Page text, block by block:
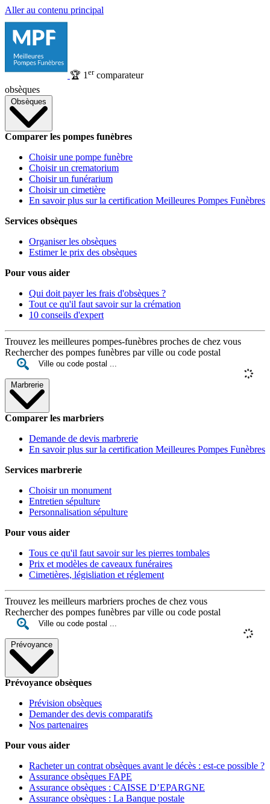
Aller au contenu principal
🏆 1 ercomparateur
obsèques
Obsèques
Comparer les pompes funèbres
Choisir une pompe funèbre
Choisir un crematorium
Choisir un funérarium
Choisir un cimetière
En savoir plus sur la certification Meilleures Pompes Funèbres
Services obsèques
Organiser les obsèques
Estimer le prix des obsèques
Pour vous aider
Qui doit payer les frais d'obsèques ?
Tout ce qu'il faut savoir sur la crémation
10 conseils d'expert
Trouvez les meilleures pompes-funèbres proches de chez vous
Rechercher des pompes funèbres par ville ou code postal
Marbrerie
Comparer les marbriers
Demande de devis marbrerie
En savoir plus sur la certification Meilleures Pompes Funèbres
Services marbrerie
Choisir un monument
Entretien sépulture
Personnalisation sépulture
Pour vous aider
Tous ce qu'il faut savoir sur les pierres tombales
Prix et modèles de caveaux funéraires
Cimetières, législiation et réglement
Trouvez les meilleurs marbriers proches de chez vous
Rechercher des pompes funèbres par ville ou code postal
Prévoyance
Prévoyance obsèques
Prévision obsèques
Demander des devis comparatifs
Nos partenaires
Pour vous aider
Racheter un contrat obsèques avant le décès : est-ce possible ?
Assurance obsèques FAPE
Assurance obsèques : CAISSE D’EPARGNE
Assurance obsèques : La Banque postale